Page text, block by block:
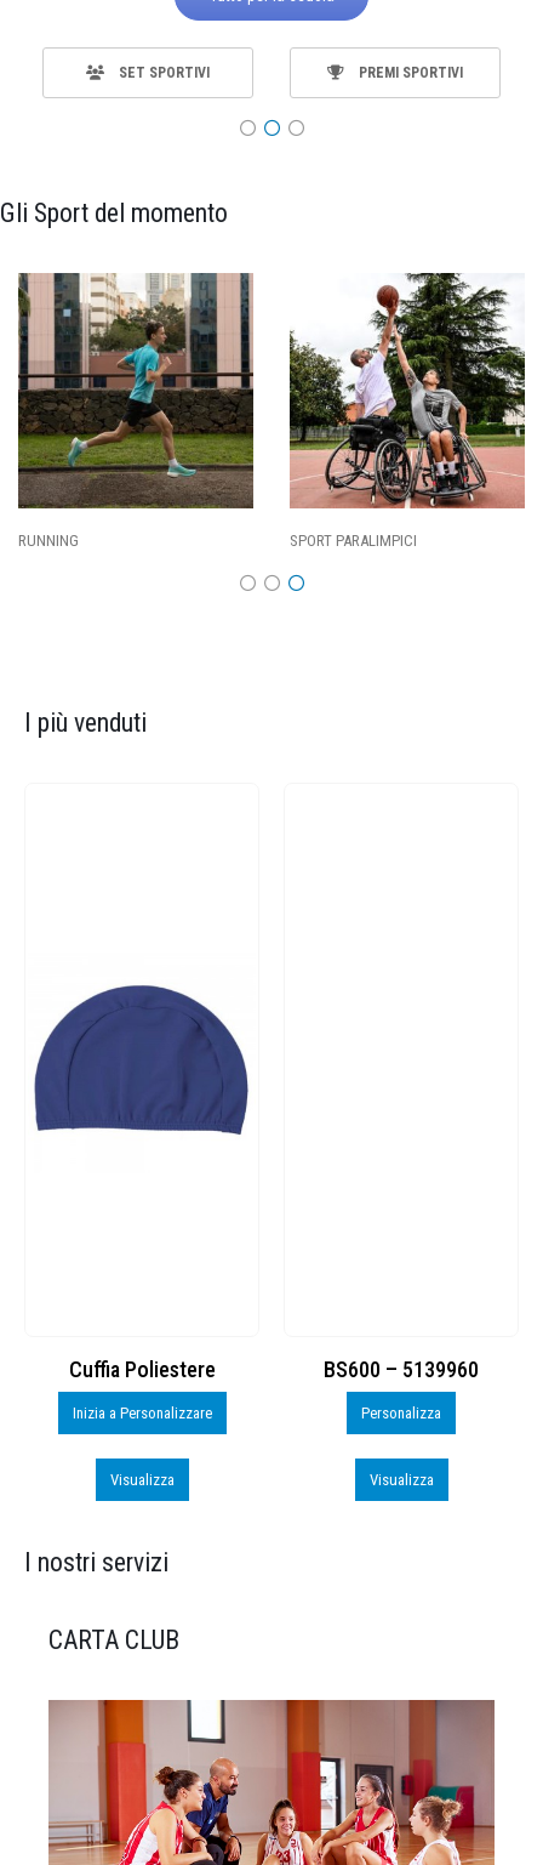
SET SPORTIVI PREMI SPORTIVI
Gli Sport del momento
SPORT PARALIMPICI CALCIO
I più venduti
Cuffia Poliestere
Inizia a Personalizzare
Visualizza
BS600 – 5139960
Personalizza
Visualizza
I nostri servizi
CARTA CLUB